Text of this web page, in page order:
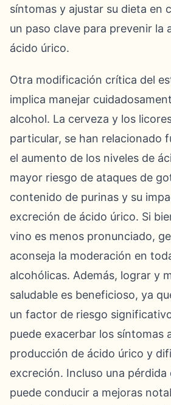
síntomas y ajustar su dieta en
un paso clave para prevenir la
ácido úrico.
Otra modificación crítica del
implica manejar
alcohol. La cerveza y los
particular, se han relacionado
el aumento de los niveles de
mayor riesgo de ataques de
contenido de purinas y su
excreción de ácido úrico. Si
vino es menos pronunciado,
aconseja la moderación en
alcohólicas. Además, lograr y
saludable es beneficioso, ya
un factor de riesgo
puede exacerbar los síntomas
producción de ácido úrico y
excreción. Incluso una pérdida
puede conducir a mejoras